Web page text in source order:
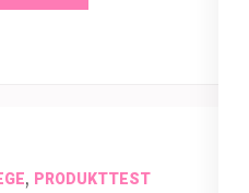
, PRODUKTTEST